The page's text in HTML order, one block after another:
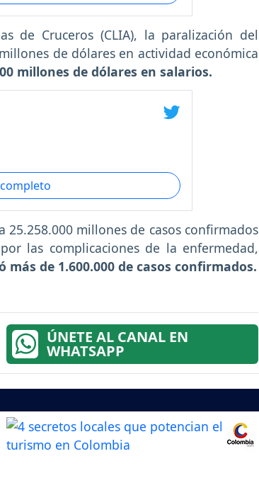
de Cruceros (CLIA), la paralización del
de dólares en actividad económica
millones de dólares en salarios.
millones de casos confirmados
las complicaciones de la enfermedad,
más de 1.600.000 de casos confirmados.
ÚNETE AL CANAL EN
WHATSAPP